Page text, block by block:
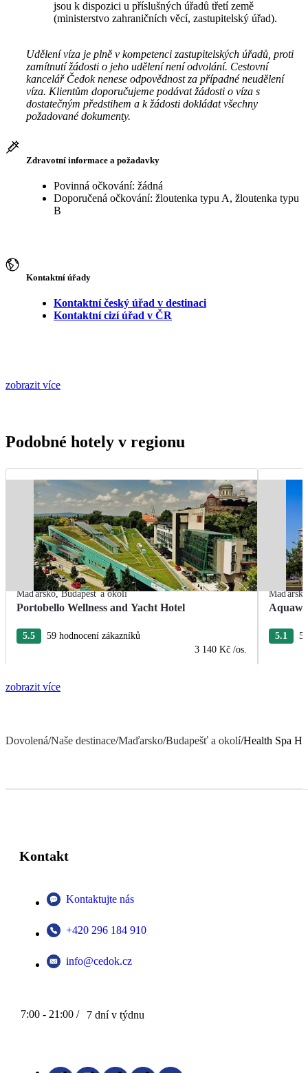
jsou k dispozici u příslušných úřadů třetí země
(ministerstvo zahraničních věcí, zastupitelský úřad).
Udělení víza je plně v kompetenci zastupitelských úřadů, proti
zamítnutí žádosti o jeho udělení není odvolání. Cestovní
kancelář Čedok nenese odpovědnost za případné neudělení
víza. Klientům doporučujeme podávat žádosti o víza s
dostatečným předstihem a k žádosti dokládat všechny
požadované dokumenty.
Zdravotní informace a požadavky
Povinná očkování: žádná
Doporučená očkování: žloutenka typu A, žloutenka typu
B
Kontaktní úřady
Kontaktní český úřad v destinaci
Kontaktní cizí úřad v ČR
zobrazit více
Podobné hotely v regionu
Maďarsko,Budapešť a okolí
Portobello Wellness and Yacht Hotel
5.5
59 hodnocení zákazníků
3 140 Kč /os.
Maďarsko
5.1
zobrazit více
Dovolená/Naše destinace/Maďarsko/Budapešť a okolí/Health Spa
Kontakt
Kontaktujte nás
+420 296 184 910
info@cedok.cz
7:00 - 21:00 / 7 dní v týdnu